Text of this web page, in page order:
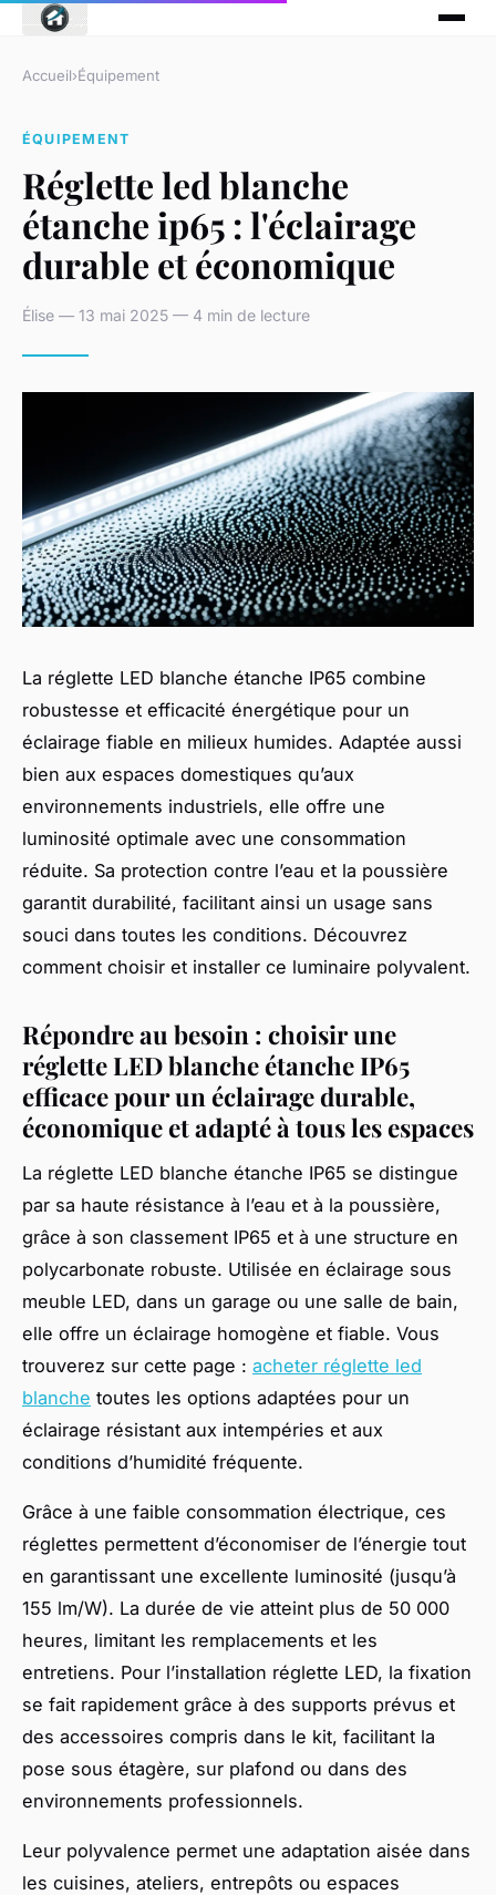
Accueil›Équipement
ÉQUIPEMENT
Réglette led blanche
étanche ip65 : l'éclairage
durable et économique
Élise — 13 mai 2025 — 4 min de lecture
La réglette LED blanche étanche IP65 combine
robustesse et efficacité énergétique pour un
éclairage fiable en milieux humides. Adaptée aussi
bien aux espaces domestiques qu’aux
environnements industriels, elle offre une
luminosité optimale avec une consommation
réduite. Sa protection contre l’eau et la poussière
garantit durabilité, facilitant ainsi un usage sans
souci dans toutes les conditions. Découvrez
comment choisir et installer ce luminaire polyvalent.
Répondre au besoin : choisir une
réglette LED blanche étanche IP65
efficace pour un éclairage durable,
économique et adapté à tous les espaces
La réglette LED blanche étanche IP65 se distingue
par sa haute résistance à l’eau et à la poussière,
grâce à son classement IP65 et à une structure en
polycarbonate robuste. Utilisée en éclairage sous
meuble LED, dans un garage ou une salle de bain,
elle offre un éclairage homogène et fiable. Vous
trouverez sur cette page : acheter réglette led
blanche toutes les options adaptées pour un
éclairage résistant aux intempéries et aux
conditions d’humidité fréquente.
Grâce à une faible consommation électrique, ces
réglettes permettent d’économiser de l’énergie tout
en garantissant une excellente luminosité (jusqu’à
155 lm/W). La durée de vie atteint plus de 50 000
heures, limitant les remplacements et les
entretiens. Pour l’installation réglette LED, la fixation
se fait rapidement grâce à des supports prévus et
des accessoires compris dans le kit, facilitant la
pose sous étagère, sur plafond ou dans des
environnements professionnels.
Leur polyvalence permet une adaptation aisée dans
les cuisines, ateliers, entrepôts ou espaces